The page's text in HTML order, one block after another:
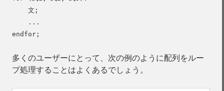
    文;
    ...
多くのユーザーにとって、次の例のように配列をルー
プ処理することはよくあるでしょう。